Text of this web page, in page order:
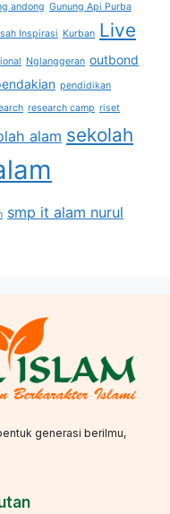
andong Gunung Api Purba
Inspirasi Kurban Live
Nglanggeran outbond
pendidikan
research camp riset
alam sekolah
smp it alam nurul
generasi berilmu,